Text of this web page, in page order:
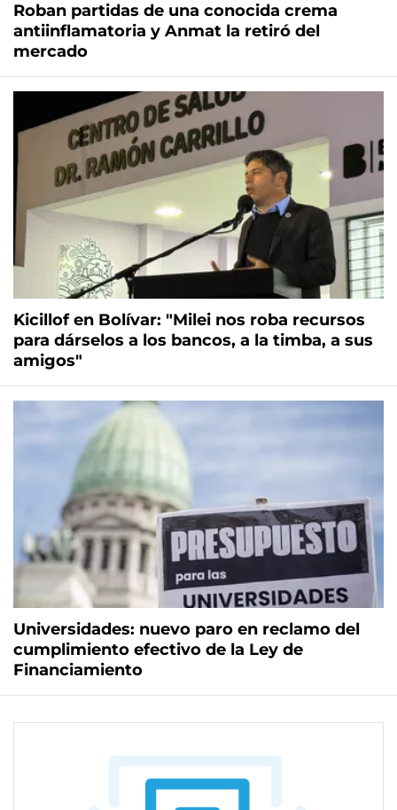
Roban partidas de una conocida crema
antiinflamatoria y Anmat la retiró del
mercado
Kicillof en Bolívar: "Milei nos roba recursos
para dárselos a los bancos, a la timba, a sus
amigos"
Universidades: nuevo paro en reclamo del
cumplimiento efectivo de la Ley de
Financiamiento